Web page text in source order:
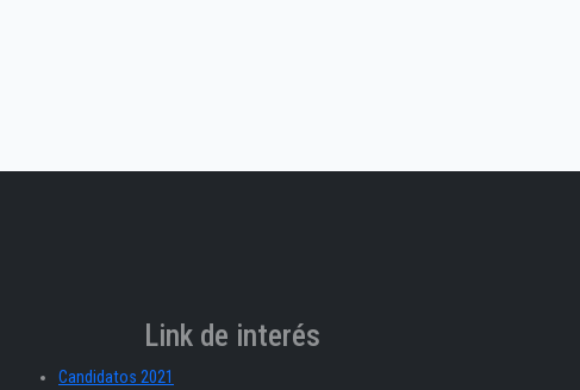
Link de interés
Candidatos 2021